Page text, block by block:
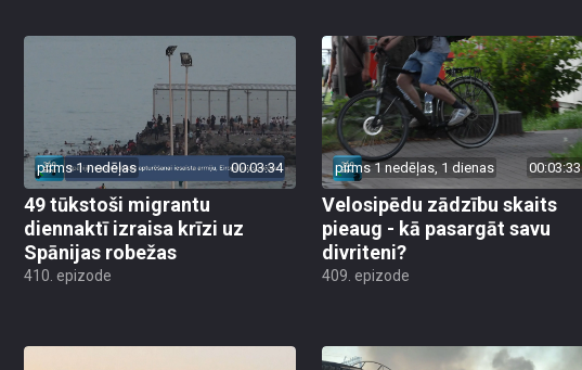
pirms 1 nedēļas 00:03:34
49 tūkstoši migrantu
diennaktī izraisa krīzi uz
Spānijas robežas
410. epizode
pirms 1 nedēļas, 1 dienas 00:03:33
Velosipēdu zādzību skaits
pieaug - kā pasargāt savu
divriteni?
409. epizode